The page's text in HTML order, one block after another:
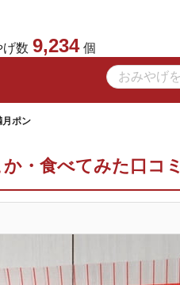
げ数 9,234 個
月ポン
・食べてみた口コミ